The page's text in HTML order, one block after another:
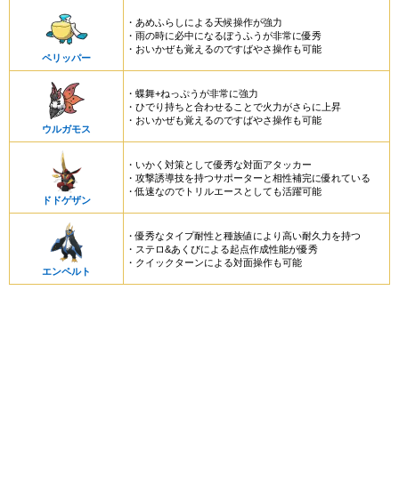
ペリッパー
・あめふらしによる天候操作が強力
・雨の時に必中になるぼうふうが非常に優秀
・おいかぜも覚えるのですばやさ操作も可能
ウルガモス
・蝶舞+ねっぷうが非常に強力
・ひでり持ちと合わせることで火力がさらに上昇
・おいかぜも覚えるのですばやさ操作も可能
ドドゲザン
・いかく対策として優秀な対面アタッカー
・攻撃誘導技を持つサポーターと相性補完に優れている
・低速なのでトリルエースとしても活躍可能
エンペルト
・優秀なタイプ耐性と種族値により高い耐久力を持つ
・ステロ&あくびによる起点作成性能が優秀
・クイックターンによる対面操作も可能